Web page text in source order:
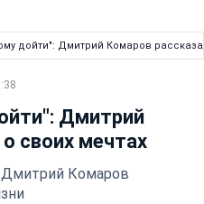
дойти": Дмитрий Комаров
Дмитрий
своих мечтах
Дмитрий Комаров